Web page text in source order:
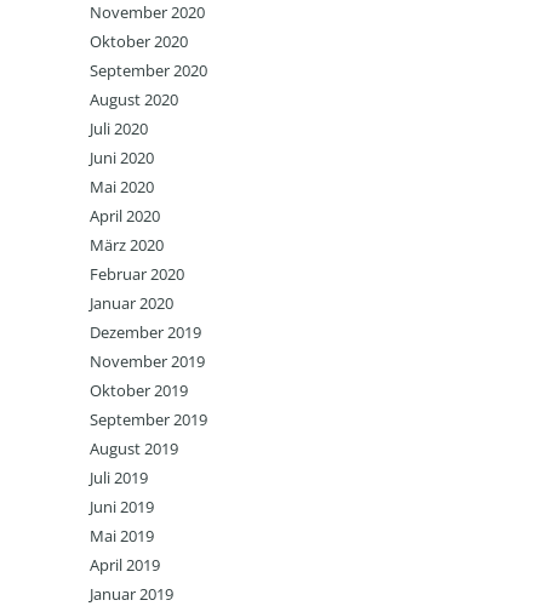
November 2020
Oktober 2020
September 2020
August 2020
Juli 2020
Juni 2020
Mai 2020
April 2020
März 2020
Februar 2020
Januar 2020
Dezember 2019
November 2019
Oktober 2019
September 2019
August 2019
Juli 2019
Juni 2019
Mai 2019
April 2019
Januar 2019